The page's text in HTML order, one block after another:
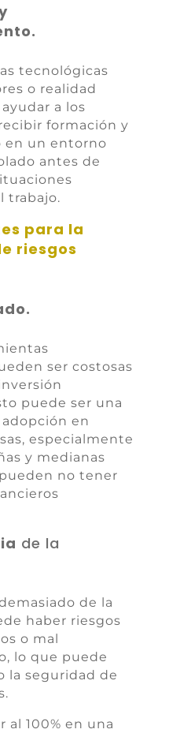
tecnológicas
o realidad
a los
formación y
un entorno
antes de
trabajo.
para la
riesgos
ser costosas
puede ser una
adopción en
especialmente
y medianas
no tener
de la
de la
haber riesgos
o mal
lo que puede
la seguridad de
al 100% en una